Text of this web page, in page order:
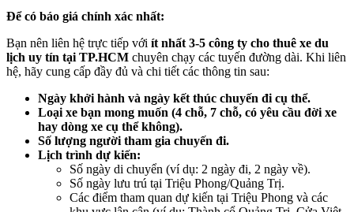
Để có báo giá chính xác nhất:
Bạn nên liên hệ trực tiếp với ít nhất 3-5 công ty cho thuê xe du
lịch uy tín tại TP.HCM chuyên chạy các tuyến đường dài. Khi liên
hệ, hãy cung cấp đầy đủ và chi tiết các thông tin sau:
Ngày khởi hành và ngày kết thúc chuyến đi cụ thể.
Loại xe bạn mong muốn (4 chỗ, 7 chỗ, có yêu cầu đời xe
hay dòng xe cụ thể không).
Số lượng người tham gia chuyến đi.
Lịch trình dự kiến:
Số ngày di chuyển (ví dụ: 2 ngày đi, 2 ngày về).
Số ngày lưu trú tại Triệu Phong/Quảng Trị.
Các điểm tham quan dự kiến tại Triệu Phong và các